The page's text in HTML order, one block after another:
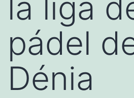
pádel
Dénia